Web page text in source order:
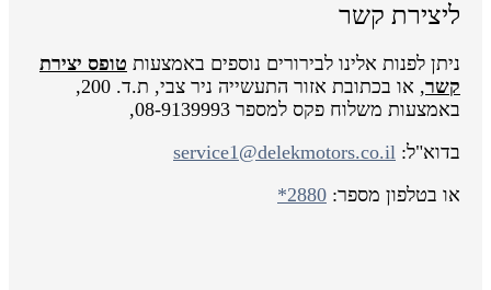
ליצירת קשר
ניתן לפנות אלינו לבירורים נוספים באמצעות טופס יצירת
קשר
, או בכתובת אזור התעשייה ניר צבי, ת.ד. 200,
באמצעות משלוח פקס למספר 08-9139993,
בדוא"ל:service1@delekmotors.co.il
או בטלפון מספר: *2880